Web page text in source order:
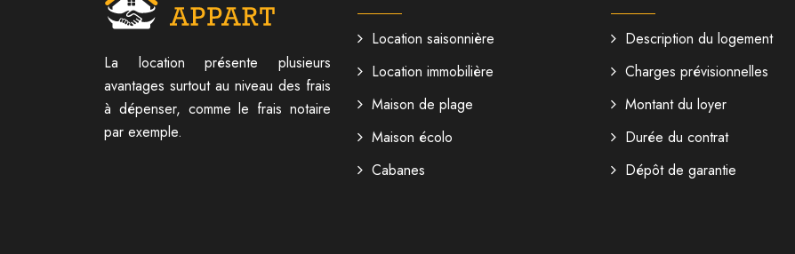
La location présente plusieurs
avantages surtout au niveau des frais
à dépenser, comme le frais notaire
par exemple.
Location saisonnière
Location immobilière
Maison de plage
Maison écolo
Cabanes
Description du logement
Charges prévisionnelles
Montant du loyer
Durée du contrat
Dépôt de garantie